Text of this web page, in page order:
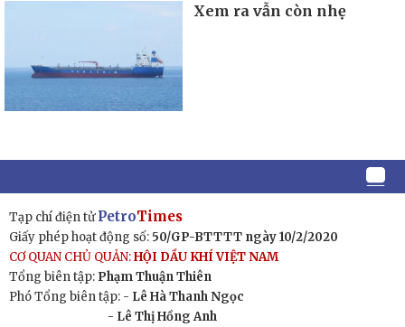
Xem ra vẫn còn nhẹ
Tạp chí điện tửPetroTimes
Giấy phép hoạt động số: 50/GP-BTTTT ngày 10/2/2020
CƠ QUAN CHỦ QUẢN:HỘI DẦU KHÍ VIỆT NAM
Tổng biên tập: Phạm Thuận Thiên
Phó Tổng biên tập: - Lê Hà Thanh Ngọc
- Lê Thị Hồng Anh